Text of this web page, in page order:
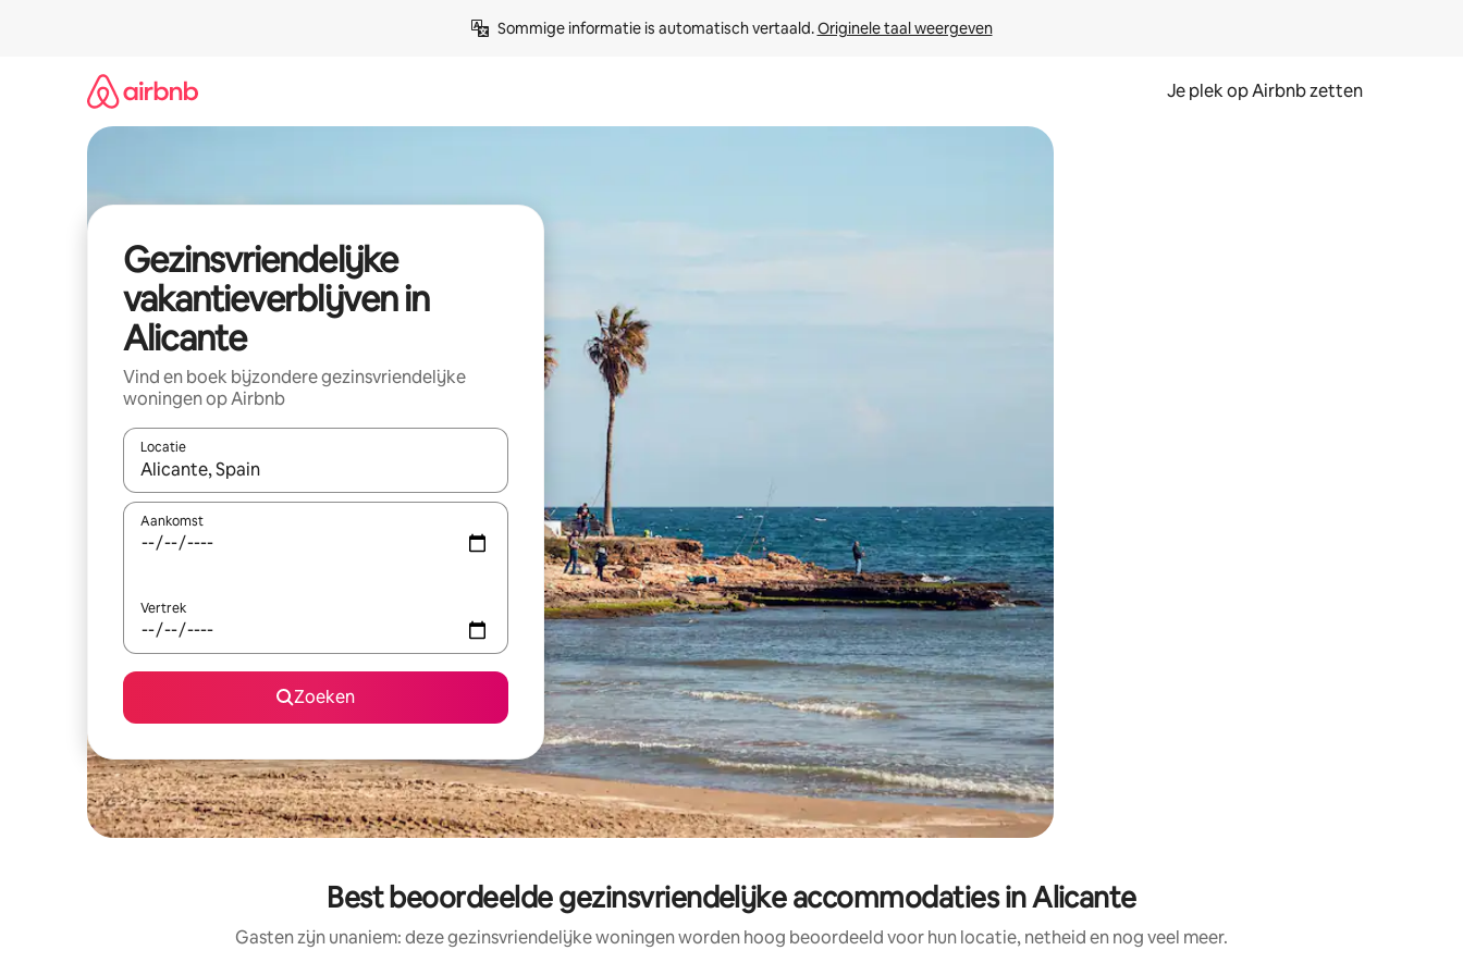
Sommige informatie is automatisch vertaald. Originele taal weergeven
Je plek op Airbnb zetten
Gezinsvriendelijke
vakantieverblijven in
Alicante
Vind en boek bijzondere gezinsvriendelijke
woningen op Airbnb
Locatie
Wanneer er resultaten beschikbaar zijn, maak je een keuze met je de pijltjestoetsen omhoog en omlaag, óf door te tikken of swipen.
Aankomst
Vertrek
Zoeken
Best beoordeelde gezinsvriendelijke accommodaties in Alicante
Gasten zijn unaniem: deze gezinsvriendelijke woningen worden hoog beoordeeld voor hun locatie, netheid en nog veel meer.